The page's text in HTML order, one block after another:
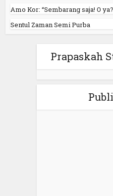
Amo Kor: “Sembarang saja! O ya?
Sentul Zaman Semi Purba
Prapaskah